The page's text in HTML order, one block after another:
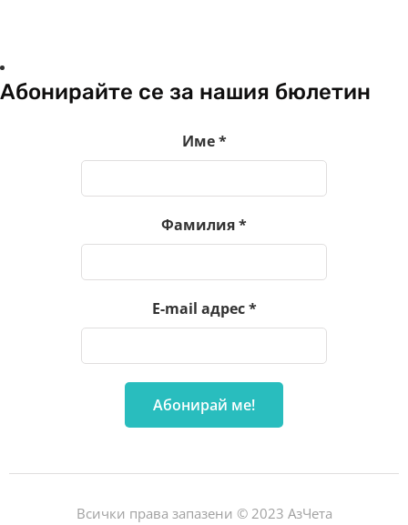
Абонирайте се за нашия бюлетин
Име*
Фамилия*
E-mail адрес*
Всички права запазени © 2023 АзЧета